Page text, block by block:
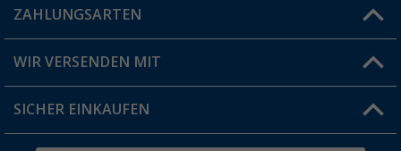
Blog
Jobs & Karriere
FAQ & Kontakt
Versandinformationen
Rücksendung
ZAHLUNGSARTEN
WIR VERSENDEN MIT
SICHER EINKAUFEN